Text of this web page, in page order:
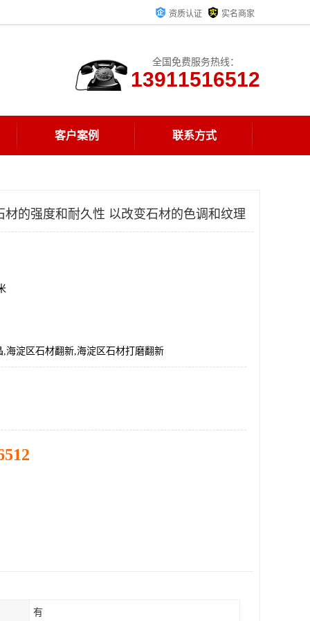
资质认证 实名商家
全国免费服务热线：
13911516512
客户案例 联系方式
材的强度和耐久性 以改变石材的色调和纹理
,海淀区石材翻新,海淀区石材打磨翻新
有